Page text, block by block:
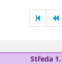
Středa